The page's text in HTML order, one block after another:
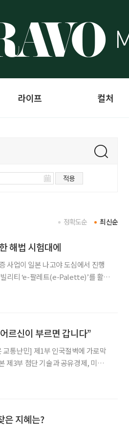
라이프 컬처
적용
최신순
정확도순
해법 시험대에
사업이 일본 나고야 도심에서 진행
리티 ‘e-팔레트(e-Palette)’를 활용
르신이 부르면 갑니다”
통난민] 제1부 인국절벽에 가로막
제3부 첨단 기술과 공유경제, 미래
은 지혜는?